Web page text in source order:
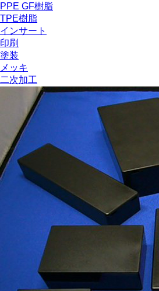
PPE GF樹脂
TPE樹脂
インサート
印刷
塗装
メッキ
二次加工